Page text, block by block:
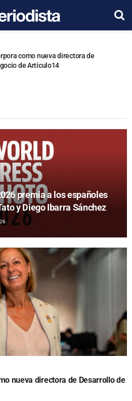
nueva Defensora de la
premia a los españoles
y Diego Ibarra Sánchez
nueva directora de Desarrollo de